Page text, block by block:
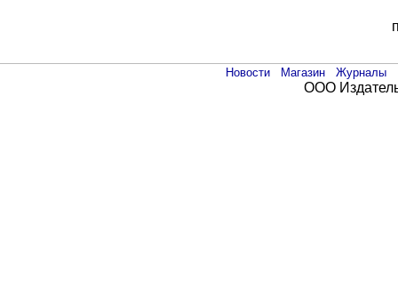
Новости Магазин Журналы
ООО